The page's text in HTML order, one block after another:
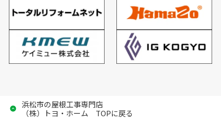
浜松市の屋根工事専門店
（株）トヨ・ホーム TOPに戻る